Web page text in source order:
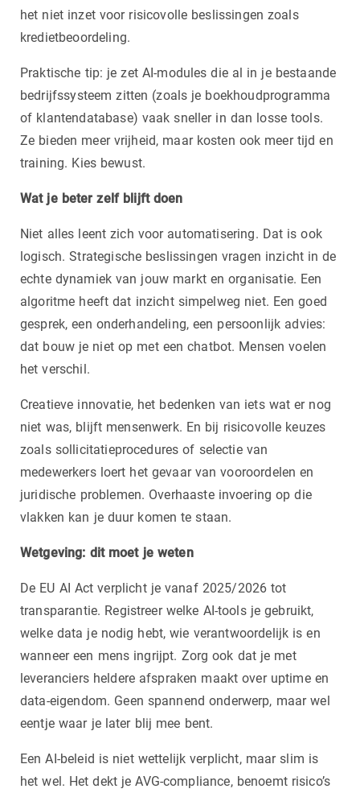
het niet inzet voor risicovolle beslissingen zoals
kredietbeoordeling.
Praktische tip: je zet AI-modules die al in je bestaande
bedrijfssysteem zitten (zoals je boekhoudprogramma
of klantendatabase) vaak sneller in dan losse tools.
Ze bieden meer vrijheid, maar kosten ook meer tijd en
training. Kies bewust.
Wat je beter zelf blijft doen
Niet alles leent zich voor automatisering. Dat is ook
logisch. Strategische beslissingen vragen inzicht in de
echte dynamiek van jouw markt en organisatie. Een
algoritme heeft dat inzicht simpelweg niet. Een goed
gesprek, een onderhandeling, een persoonlijk advies:
dat bouw je niet op met een chatbot. Mensen voelen
het verschil.
Creatieve innovatie, het bedenken van iets wat er nog
niet was, blijft mensenwerk. En bij risicovolle keuzes
zoals sollicitatieprocedures of selectie van
medewerkers loert het gevaar van vooroordelen en
juridische problemen. Overhaaste invoering op die
vlakken kan je duur komen te staan.
Wetgeving: dit moet je weten
De EU AI Act verplicht je vanaf 2025/2026 tot
transparantie. Registreer welke AI-tools je gebruikt,
welke data je nodig hebt, wie verantwoordelijk is en
wanneer een mens ingrijpt. Zorg ook dat je met
leveranciers heldere afspraken maakt over uptime en
data-eigendom. Geen spannend onderwerp, maar wel
eentje waar je later blij mee bent.
Een AI-beleid is niet wettelijk verplicht, maar slim is
het wel. Het dekt je AVG-compliance, benoemt risico’s